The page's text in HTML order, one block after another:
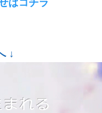
はコチラ
↓